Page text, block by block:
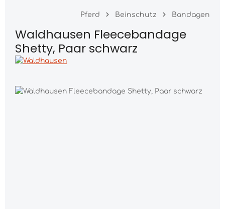
Pferd Beinschutz Bandagen
Waldhausen Fleecebandage
Shetty, Paar schwarz
Bildergalerie überspringen